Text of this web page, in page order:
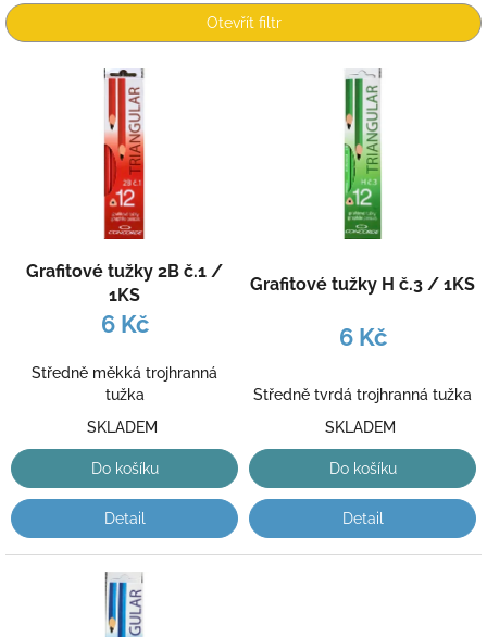
p
r
Otevřít filtr
Grafitové tužky 2B č.1 /
1KS
6 Kč
Středně měkká trojhranná
tužka
SKLADEM
Do košíku
Detail
Grafitové tužky H č.3 / 1KS
6 Kč
Středně tvrdá trojhranná tužka
SKLADEM
Do košíku
Detail